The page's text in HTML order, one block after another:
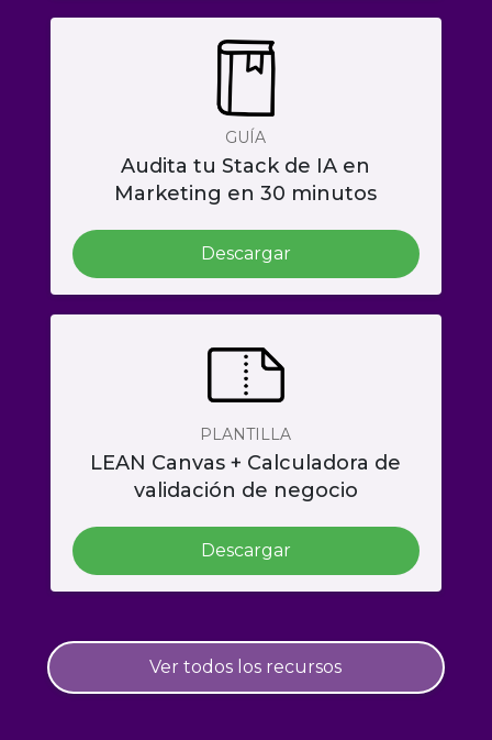
GUÍA
Audita tu Stack de IA en
Marketing en 30 minutos
Descargar
PLANTILLA
LEAN Canvas + Calculadora de
validación de negocio
Descargar
Ver todos los recursos